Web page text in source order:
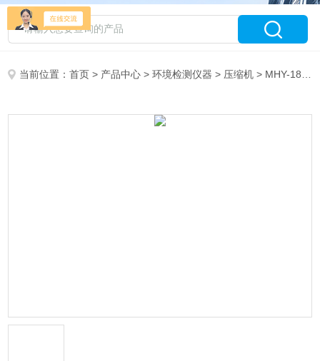
当前位置：首页 > 产品中心 >环境检测仪器 > 压缩机 > MHY-18453剩余电压检测仪